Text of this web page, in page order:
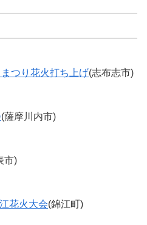
つり花火打ち上げ(志布志市)
(薩摩川内市)
市)
花火大会(錦江町)